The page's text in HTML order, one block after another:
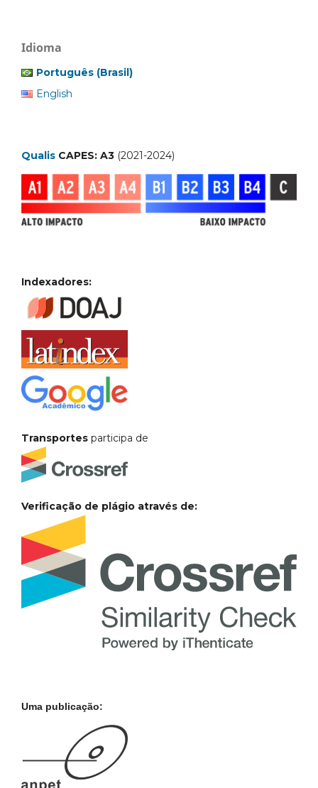
Idioma
Português (Brasil)
English
Qualis CAPES: A3 (2021-2024)
Indexadores:
Transportes participa de
Verificação de plágio através de:
Uma publicação: